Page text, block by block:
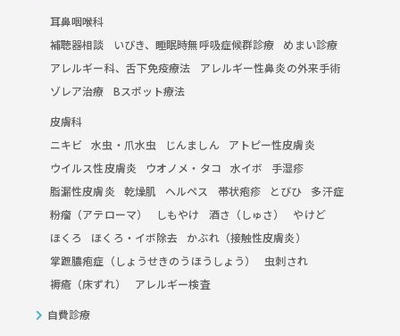
耳鼻咽喉科
補聴器相談
いびき、睡眠時無呼吸症候群診療
めまい診療
アレルギー科、舌下免疫療法
アレルギー性鼻炎の外来手術
ゾレア治療
Bスポット療法
皮膚科
ニキビ
水虫・爪水虫 じんましん
アトピー性皮膚炎
ウイルス性皮膚炎
ウオノメ・タコ 水イボ
手湿疹
脂漏性皮膚炎
乾燥肌 ヘルペス 帯状疱疹 とびひ
多汗症
粉瘤（アテローマ）
しもやけ 酒さ（しゅさ）
やけど
ほくろ
ほくろ・イボ除去
かぶれ（接触性皮膚炎）
掌蹠膿疱症（しょうせきのうほうしょう）
虫刺され
褥瘡（床ずれ）
アレルギー検査
自費診療